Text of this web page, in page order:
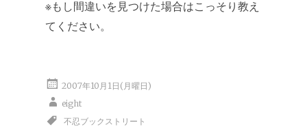
※もし間違いを見つけた場合はこっそり教え
てください。
2007年10月1日(月曜日)
eight
不忍ブックストリート